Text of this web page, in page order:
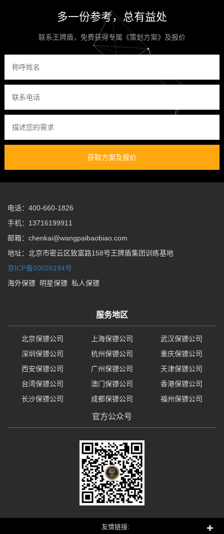
多一份参考，总有益处
联系王牌盾，免费获得专属《策划方案》及报价
获取方案及报价
电话：400-660-1826
手机：13716199911
邮箱：chenkai@wangpaibaobiao.com
地址：北京市密云区致富路158号王牌盾集团训练基地
京ICP备20026194号
海外保镖
明星保镖 私人保镖
服务地区
北京保镖公司 上海保镖公司
武汉保镖公司
深圳保镖公司
杭州保镖公司
重庆保镖公司
西安保镖公司
广州保镖公司
天津保镖公司
台湾保镖公司
澳门保镖公司
香港保镖公司
长沙保镖公司
成都保镖公司 福州保镖公司
官方公众号
友情链接: